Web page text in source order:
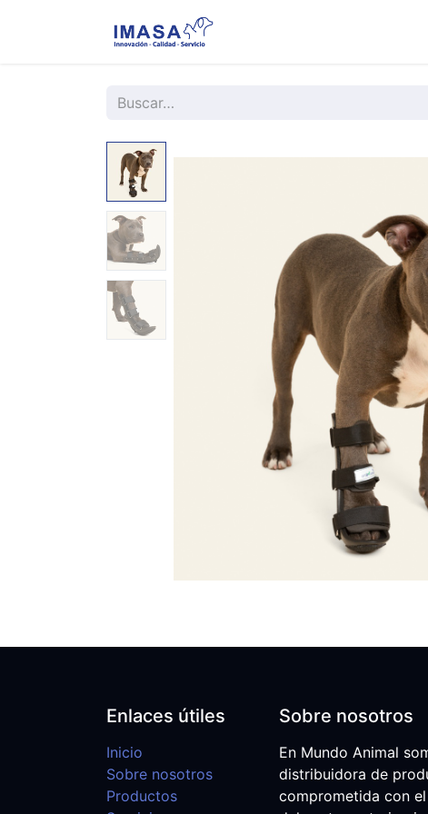
Enlaces útiles
Inicio
Sobre nosotros
Productos
Sobre nosotros
En Mundo Animal
distribuidora de
comprometida con